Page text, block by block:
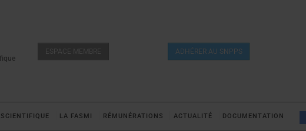
LA FASMI RÉMUNÉRATIONS ACTUALITÉ DOCUMENTATION
ESPACE MEMBRE ADHÉRER AU SNPPS